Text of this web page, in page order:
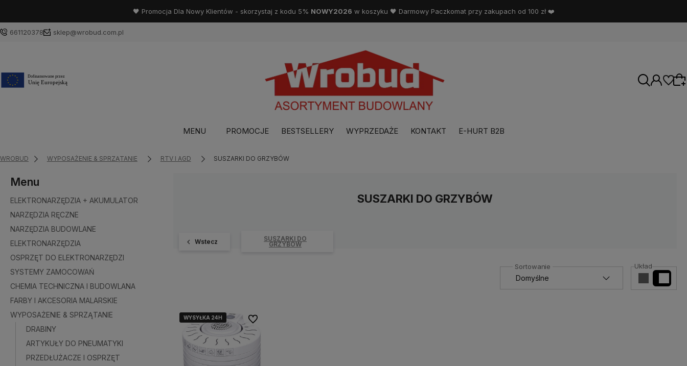
🖤 Promocja Dla Nowy Klientów - skorzystaj z kodu 5% NOWY2026 w koszyku 🖤 Darmowy Paczkomat przy zakupach od 100 zł ❤️
661120378 sklep@wrobud.com.pl
MENU PROMOCJE BESTSELLERY WYPRZEDAŻE KONTAKT E-HURT B2B
WROBUD WYPOSAŻENIE & SPRZĄTANIE RTV I AGD SUSZARKI DO GRZYBÓW
Menu
ELEKTRONARZĘDZIA + AKUMULATOR
NARZĘDZIA RĘCZNE
NARZĘDZIA BUDOWLANE
ELEKTRONARZĘDZIA
OSPRZĘT DO ELEKTRONARZĘDZI
SYSTEMY ZAMOCOWAŃ
CHEMIA TECHNICZNA I BUDOWLANA
FARBY I AKCESORIA MALARSKIE
WYPOSAŻENIE & SPRZĄTANIE
DRABINY
ARTYKUŁY DO PNEUMATYKI
PRZEDŁUŻACZE I OSPRZĘT
SUSZARKI DO GRZYBÓW
Wstecz SUSZARKI DO
GRZYBÓW
Układ
WYSYŁKA 24H
WYSYŁKA 24H Do ulubionych